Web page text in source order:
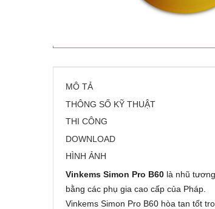
MÔ TẢ
THÔNG SỐ KỸ THUẬT
THI CÔNG
DOWNLOAD
HÌNH ẢNH
Vinkems Simon Pro B60 là nhũ
bằng các phụ gia cao cấp của Pháp.
Vinkems Simon Pro B60 hòa tan tốt